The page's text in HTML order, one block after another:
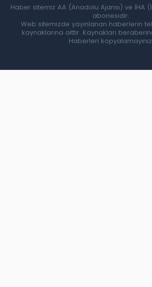
Haber sitemiz AA (Anadolu Ajansı) ve İHA
abonesidir.
Web sitemizde yayınlanan haberlerin
kaynaklarına aittir. Kaynakları
Haberleri